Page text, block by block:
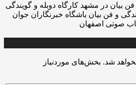
بیان در مشهد کارگاه دوبله و گویندگی
و فن بیان باشگاه خبرنگاران جوان
صوتی اصفهان
شد. بخش‌های موردنیاز